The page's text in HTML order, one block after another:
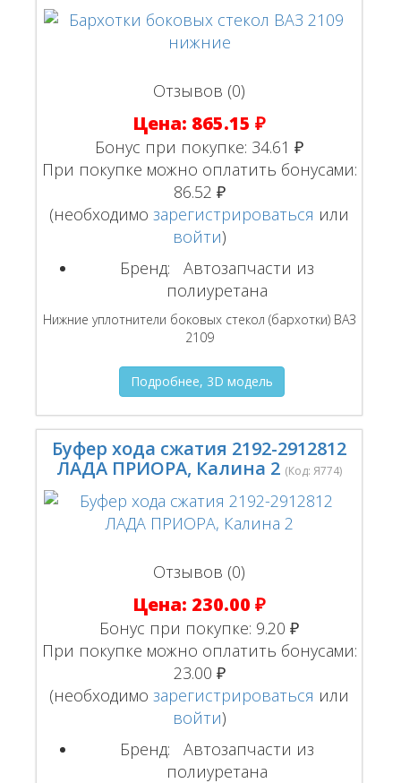
Отзывов (0)
Цена: 865.15 ₽
Бонус при покупке: 34.61 ₽
При покупке можно оплатить бонусами:
86.52 ₽
(необходимозарегистрироваться или
войти)
Бренд:
Автозапчасти из
полиуретана
Нижние уплотнители боковых стекол (бархотки) ВАЗ
2109
Подробнее, 3D модель
Буфер хода сжатия 2192-2912812
ЛАДА ПРИОРА, Калина 2 (Код:Я774)
Отзывов (0)
Цена: 230.00 ₽
Бонус при покупке: 9.20 ₽
При покупке можно оплатить бонусами:
23.00 ₽
(необходимозарегистрироваться или
войти)
Бренд:
Автозапчасти из
полиуретана